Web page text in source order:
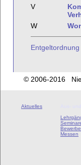
V
W
Entgeltordnung
© 2006-2016
Aktuelles
Messen